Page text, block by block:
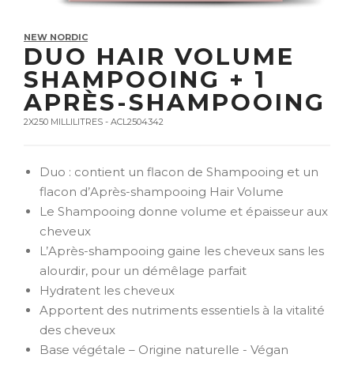
NEW NORDIC
DUO HAIR VOLUME
SHAMPOOING + 1
APRÈS-SHAMPOOING
2X250 MILLILITRES - ACL2504342
Duo : contient un flacon de Shampooing et un
flacon d’Après-shampooing Hair Volume
Le Shampooing donne volume et épaisseur aux
cheveux
L’Après-shampooing gaine les cheveux sans les
alourdir, pour un démêlage parfait
Hydratent les cheveux
Apportent des nutriments essentiels à la vitalité
des cheveux
Base végétale – Origine naturelle - Végan